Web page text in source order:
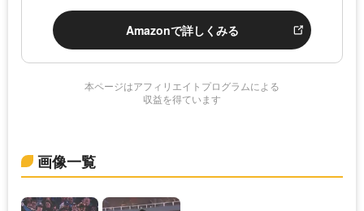
Amazonで詳しくみる
本ページはアフィリエイトプログラムによる
収益を得ています
画像一覧